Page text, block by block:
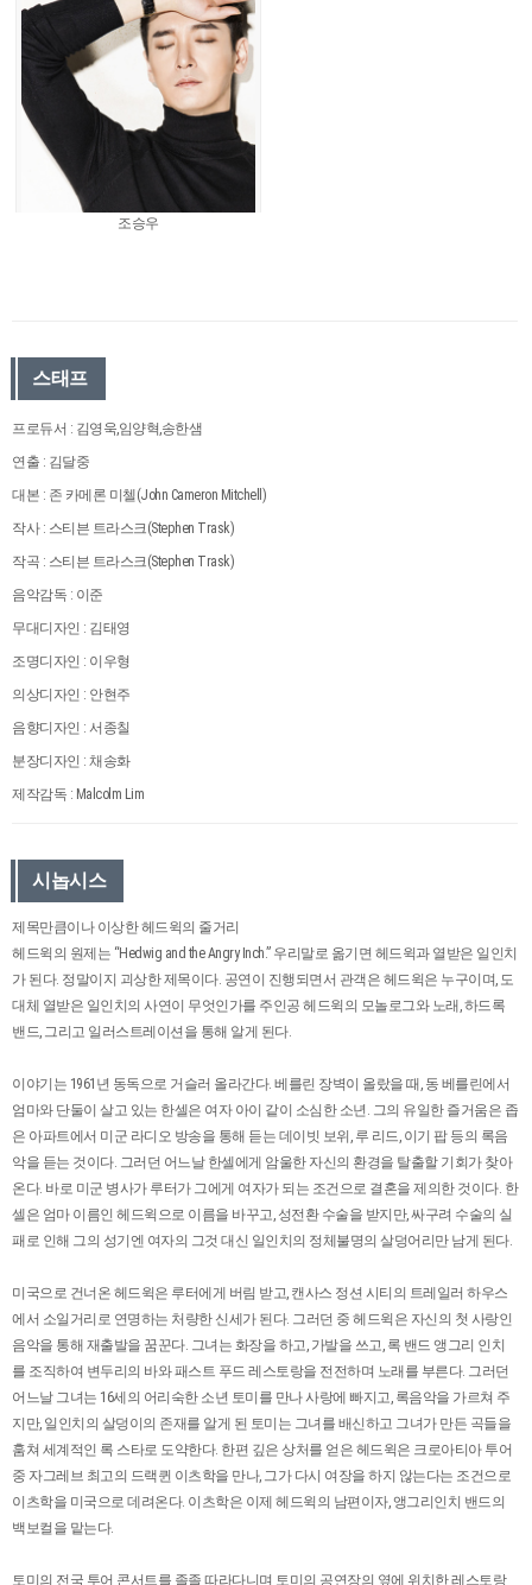
조승우
스태프
프로듀서 : 김영욱,임양혁,송한샘
연출 : 김달중
대본 : 존 카메론 미첼(John Cameron Mitchell)
작사 : 스티븐 트라스크(Stephen Trask)
작곡 : 스티븐 트라스크(Stephen Trask)
음악감독 : 이준
무대디자인 : 김태영
조명디자인 : 이우형
의상디자인 : 안현주
음향디자인 : 서종칠
분장디자인 : 채송화
제작감독 : Malcolm Lim
시놉시스
제목만큼이나 이상한 헤드윅의 줄거리
헤드윅의 원제는 “Hedwig and the Angry Inch.” 우리말로 옮기면 헤드윅과 열받은 일인치
가 된다. 정말이지 괴상한 제목이다. 공연이 진행되면서 관객은 헤드윅은 누구이며, 도
대체 열받은 일인치의 사연이 무엇인가를 주인공 헤드윅의 모놀로그와 노래, 하드록
밴드, 그리고 일러스트레이션을 통해 알게 된다.
이야기는 1961년 동독으로 거슬러 올라간다. 베를린 장벽이 올랐을 때, 동 베를린에서
엄마와 단둘이 살고 있는 한셀은 여자 아이 같이 소심한 소년. 그의 유일한 즐거움은 좁
은 아파트에서 미군 라디오 방송을 통해 듣는 데이빗 보위, 루 리드, 이기 팝 등의 록음
악을 듣는 것이다. 그러던 어느날 한셀에게 암울한 자신의 환경을 탈출할 기회가 찾아
온다. 바로 미군 병사가 루터가 그에게 여자가 되는 조건으로 결혼을 제의한 것이다. 한
셀은 엄마 이름인 헤드윅으로 이름을 바꾸고, 성전환 수술을 받지만, 싸구려 수술의 실
패로 인해 그의 성기엔 여자의 그것 대신 일인치의 정체불명의 살덩어리만 남게 된다.
미국으로 건너온 헤드윅은 루터에게 버림 받고, 캔사스 정션 시티의 트레일러 하우스
에서 소일거리로 연명하는 처량한 신세가 된다. 그러던 중 헤드윅은 자신의 첫 사랑인
음악을 통해 재출발을 꿈꾼다. 그녀는 화장을 하고, 가발을 쓰고, 록 밴드 앵그리 인치
를 조직하여 변두리의 바와 패스트 푸드 레스토랑을 전전하며 노래를 부른다. 그러던
어느날 그녀는 16세의 어리숙한 소년 토미를 만나 사랑에 빠지고, 록음악을 가르쳐 주
지만, 일인치의 살덩이의 존재를 알게 된 토미는 그녀를 배신하고 그녀가 만든 곡들을
훔쳐 세계적인 록 스타로 도약한다. 한편 깊은 상처를 얻은 헤드윅은 크로아티아 투어
중 자그레브 최고의 드랙퀸 이츠학을 만나, 그가 다시 여장을 하지 않는다는 조건으로
이츠학을 미국으로 데려온다. 이츠학은 이제 헤드윅의 남편이자, 앵그리인치 밴드의
백보컬을 맡는다.
토미의 전국 투어 콘서트를 졸졸 따라다니며 토미의 공연장의 옆에 위치한 레스토랑